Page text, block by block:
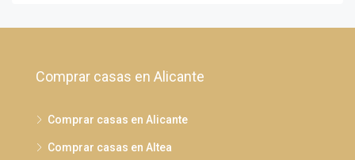
Comprar casas en Alicante
Comprar casas en Alicante
Comprar casas en Altea